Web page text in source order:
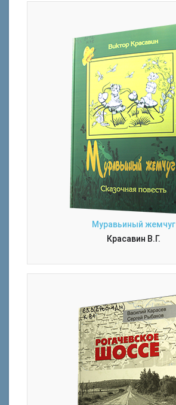
Муравьиный жемчуг
Красавин В.Г.